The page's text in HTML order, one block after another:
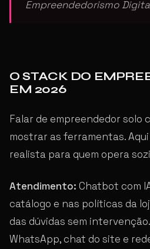
Empreendedorismo
O STACK DO
EM 2026
Falar de empreendedor solo
mostrar as ferramentas.
realista para quem opera
Atendimento: Chatbot com
catálogo e nas políticas da
das dúvidas sem
WhatsApp, chat do site e